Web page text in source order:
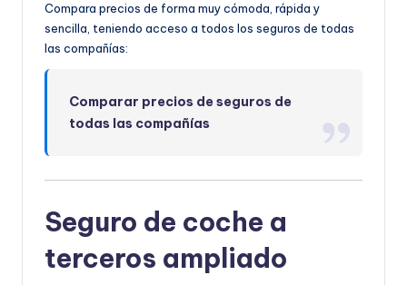
Compara precios de forma muy cómoda, rápida y
sencilla, teniendo acceso a todos los seguros de todas
las compañías:
Comparar precios de seguros de
todas las compañías
Seguro de coche a
terceros ampliado